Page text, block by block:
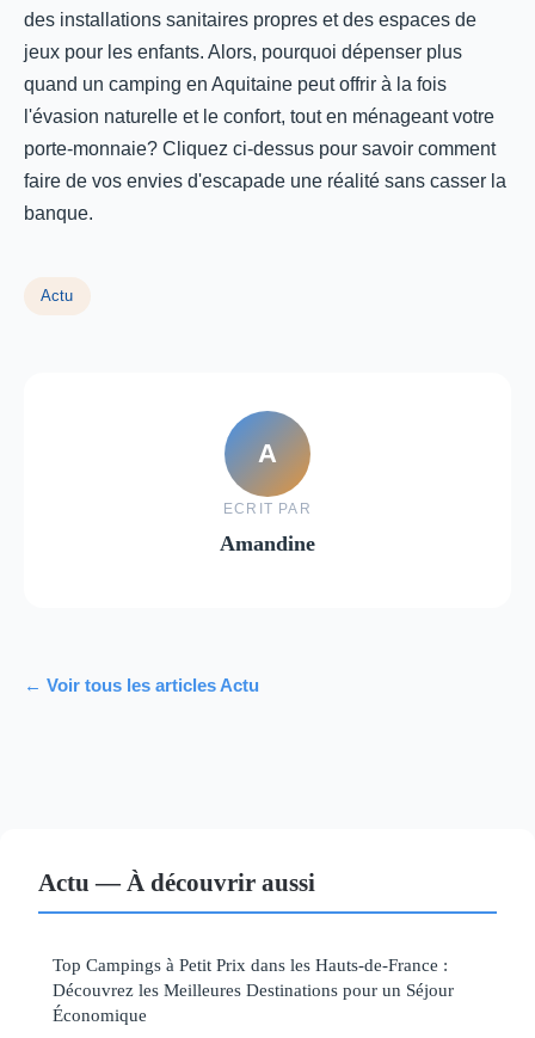
des installations sanitaires propres et des espaces de
jeux pour les enfants. Alors, pourquoi dépenser plus
quand un camping en Aquitaine peut offrir à la fois
l'évasion naturelle et le confort, tout en ménageant votre
porte-monnaie? Cliquez ci-dessus pour savoir comment
faire de vos envies d'escapade une réalité sans casser la
banque.
Actu
A
ECRIT PAR
Amandine
← Voir tous les articles Actu
Actu — À découvrir aussi
Top Campings à Petit Prix dans les Hauts-de-France :
Découvrez les Meilleures Destinations pour un Séjour
Économique